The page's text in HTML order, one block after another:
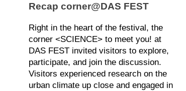
Recap corner@DAS FEST
Right in the heart of the festival, the
corner <SCIENCE> to meet you! at
DAS FEST invited visitors to explore,
participate, and join the discussion.
Visitors experienced research on the
urban climate up close and engaged in